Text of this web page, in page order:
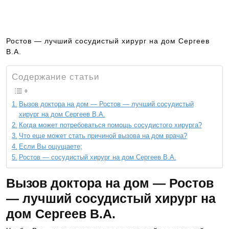
Ростов — лучший сосудистый хирург на дом Сергеев
В.А.
Содержание статьи
Вызов доктора на дом — Ростов — лучший сосудистый
хирург на дом Сергеев В.А.
Когда может потребоваться помощь сосудистого хирурга?
Что еще может стать причиной вызова на дом врача?
Если Вы ощущаете;
Ростов — сосудистый хирург на дом Сергеев В.А.
Вызов доктора на дом — Ростов
— лучший сосудистый хирург на
дом Сергеев В.А.